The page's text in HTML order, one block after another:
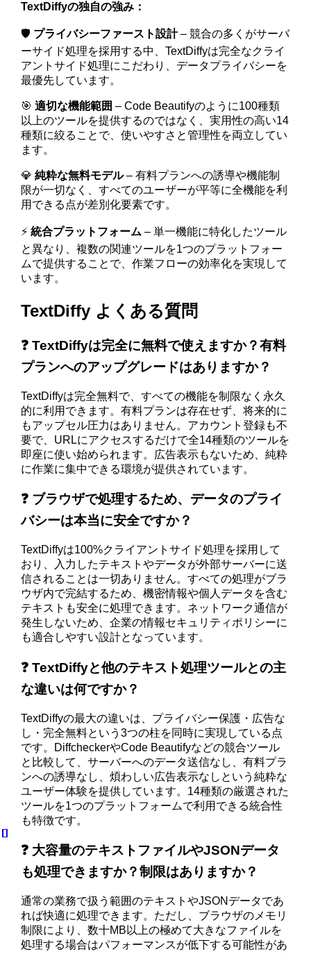
TextDiffyの独自の強み：
🛡️ プライバシーファースト設計– 競合の多くがサーバ
ーサイド処理を採用する中、TextDiffyは完全なクライ
アントサイド処理にこだわり、データプライバシーを
最優先しています。
🎯適切な機能範囲 – Code Beautifyのように100種類
以上のツールを提供するのではなく、実用性の高い14
種類に絞ることで、使いやすさと管理性を両立してい
ます。
💎純粋な無料モデル– 有料プランへの誘導や機能制
限が一切なく、すべてのユーザーが平等に全機能を利
用できる点が差別化要素です。
⚡統合プラットフォーム – 単一機能に特化したツール
と異なり、複数の関連ツールを1つのプラットフォー
ムで提供することで、作業フローの効率化を実現して
います。
TextDiffy よくある質問
❓ TextDiffyは完全に無料で使えますか？有料
プランへのアップグレードはありますか？
TextDiffyは完全無料で、すべての機能を制限なく永久
的に利用できます。有料プランは存在せず、将来的に
もアップセル圧力はありません。アカウント登録も不
要で、URLにアクセスするだけで全14種類のツールを
即座に使い始められます。広告表示もないため、純粋
に作業に集中できる環境が提供されています。
❓ ブラウザで処理するため、データのプライ
バシーは本当に安全ですか？
TextDiffyは100%クライアントサイド処理を採用して
おり、入力したテキストやデータが外部サーバーに送
信されることは一切ありません。すべての処理がブラ
ウザ内で完結するため、機密情報や個人データを含む
テキストも安全に処理できます。ネットワーク通信が
発生しないため、企業の情報セキュリティポリシーに
も適合しやすい設計となっています。
❓ TextDiffyと他のテキスト処理ツールとの主
な違いは何ですか？
TextDiffyの最大の違いは、プライバシー保護・広告な
し・完全無料という3つの柱を同時に実現している点
です。DiffcheckerやCode Beautifyなどの競合ツール
と比較して、サーバーへのデータ送信なし、有料プラ
ンへの誘導なし、煩わしい広告表示なしという純粋な
ユーザー体験を提供しています。14種類の厳選された
ツールを1つのプラットフォームで利用できる統合性
も特徴です。
❓ 大容量のテキストファイルやJSONデータ
も処理できますか？制限はありますか？
通常の業務で扱う範囲のテキストやJSONデータであ
れば快適に処理できます。ただし、ブラウザのメモリ
制限により、数十MB以上の極めて大きなファイルを
処理する場合はパフォーマンスが低下する可能性があ